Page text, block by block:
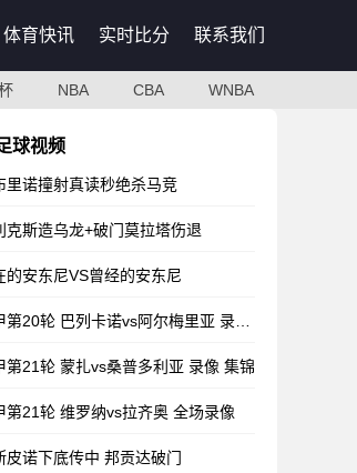
体育快讯 实时比分 联系我们
NBA CBA WNBA
球视频
里诺撞射真读秒绝杀马竞
克斯造乌龙+破门莫拉塔伤退
的安东尼VS曾经的安东尼
第21轮 蒙扎vs桑普多利亚 录像 集锦
第21轮 维罗纳vs拉齐奥 全场录像
皮诺下底传中 邦贡达破门